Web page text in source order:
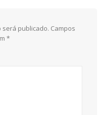
será publicado. Campos
*